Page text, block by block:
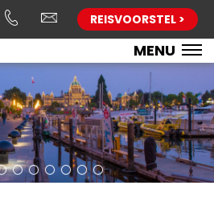
REISVOORSTEL >
MENU